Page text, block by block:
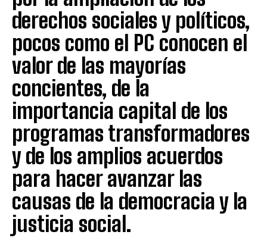
derechos sociales y políticos,
pocos como el PC conocen el
valor de las mayorías
concientes, de la
importancia capital de los
programas transformadores
y de los amplios acuerdos
para hacer avanzar las
causas de la democracia y la
justicia social.